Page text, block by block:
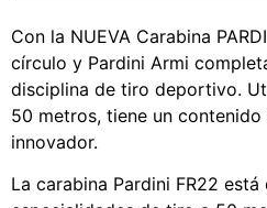
Con la NUEVA Carabina
círculo y Pardini Armi
disciplina de tiro deportivo.
50 metros, tiene un
innovador.
La carabina Pardini FR22